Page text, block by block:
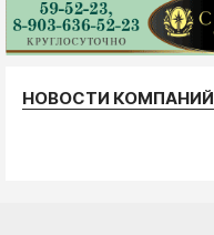
НОВОСТИ КОМПАНИЙ